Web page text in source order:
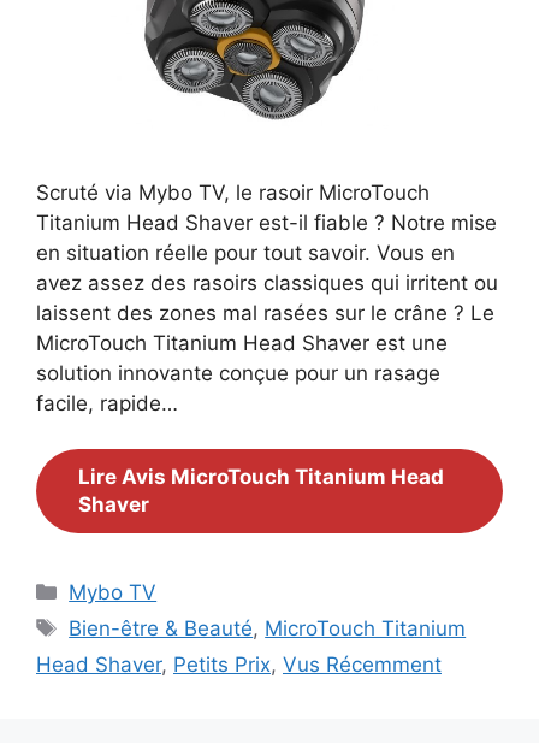
Scruté via Mybo TV, le rasoir MicroTouch
Titanium Head Shaver est-il fiable ? Notre mise
en situation réelle pour tout savoir. Vous en
avez assez des rasoirs classiques qui irritent ou
laissent des zones mal rasées sur le crâne ? Le
MicroTouch Titanium Head Shaver est une
solution innovante conçue pour un rasage
facile, rapide…
Lire Avis MicroTouch Titanium Head
Shaver
Catégories
Mybo TV
Étiquettes
Bien-être & Beauté, MicroTouch Titanium
Head Shaver, Petits Prix, Vus Récemment